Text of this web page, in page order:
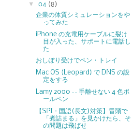
▼ 04 (8)
企業の体質シミュレーションをや
ってみた
iPhone の充電用ケーブルに裂け
目が入った、サポートに電話し
た
おしぼり受けでペン・トレイ
Mac OS (Leopard) で DNS の設
定をする
Lamy 2000 -- 手離せない 4 色ボ
ールペン
【SPI・国語(長文)対策】冒頭で
「煮詰まる」を見かけたら、そ
の問題は飛ばせ